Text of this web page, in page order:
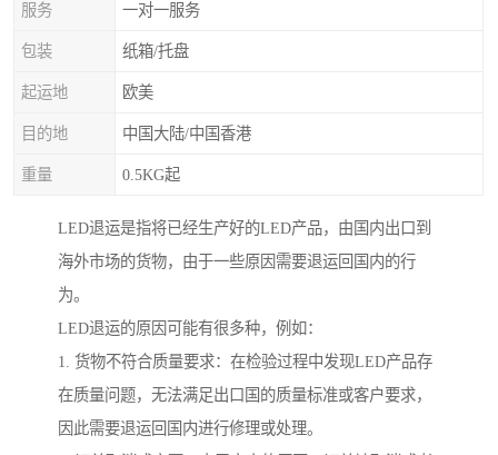
服务 一对一服务
包装 纸箱/托盘
起运地 欧美
目的地 中国大陆/中国香港
重量 0.5KG起
LED退运是指将已经生产好的LED产品，由国内出口到
海外市场的货物，由于一些原因需要退运回国内的行
为。
LED退运的原因可能有很多种，例如：
1. 货物不符合质量要求：在检验过程中发现LED产品存
在质量问题，无法满足出口国的质量标准或客户要求，
因此需要退运回国内进行修理或处理。